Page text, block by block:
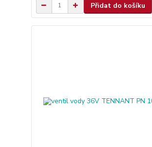
Přidat do košíku